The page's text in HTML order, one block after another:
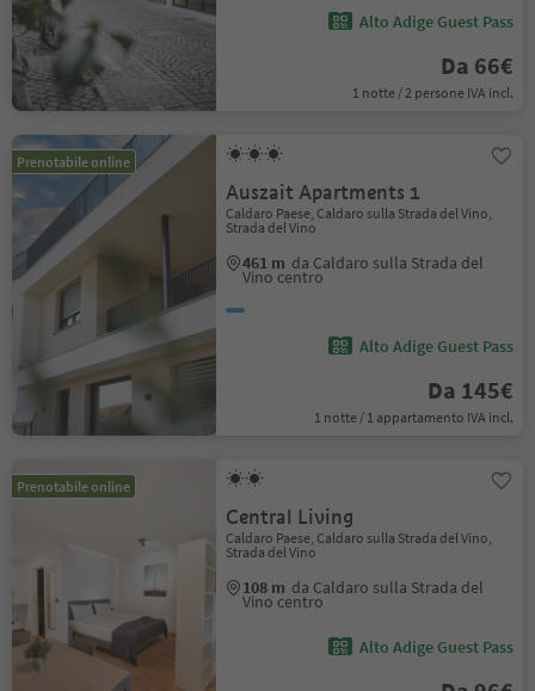
Alto Adige Guest Pass
Da 66€
1 notte / 2 persone IVA incl.
Prenotabile online
Auszait Apartments 1
Caldaro Paese, Caldaro sulla Strada del Vino,
Strada del Vino
461 m da Caldaro sulla Strada del
Vino centro
Alto Adige Guest Pass
Da 145€
1 notte / 1 appartamento IVA incl.
Prenotabile online
Central Living
Caldaro Paese, Caldaro sulla Strada del Vino,
Strada del Vino
108 m da Caldaro sulla Strada del
Vino centro
Alto Adige Guest Pass